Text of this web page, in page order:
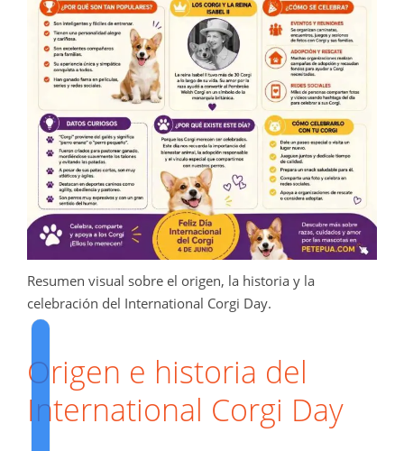
Resumen visual sobre el origen, la historia y la
celebración del International Corgi Day.
Origen e historia del
International Corgi Day